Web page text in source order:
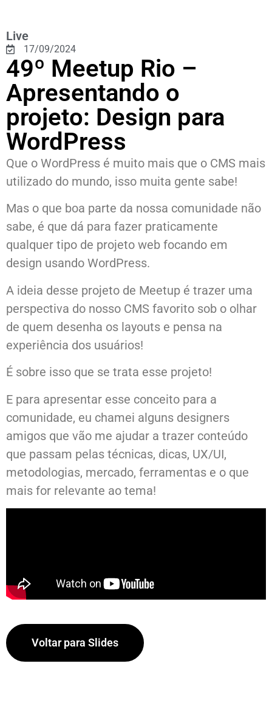
Live
17/09/2024
49º Meetup Rio –
Apresentando o
projeto: Design para
WordPress
Que o WordPress é muito mais que o CMS mais
utilizado do mundo, isso muita gente sabe!
Mas o que boa parte da nossa comunidade não
sabe, é que dá para fazer praticamente
qualquer tipo de projeto web focando em
design usando WordPress.
A ideia desse projeto de Meetup é trazer uma
perspectiva do nosso CMS favorito sob o olhar
de quem desenha os layouts e pensa na
experiência dos usuários!
É sobre isso que se trata esse projeto!
E para apresentar esse conceito para a
comunidade, eu chamei alguns designers
amigos que vão me ajudar a trazer conteúdo
que passam pelas técnicas, dicas, UX/UI,
metodologias, mercado, ferramentas e o que
mais for relevante ao tema!
Voltar para Slides